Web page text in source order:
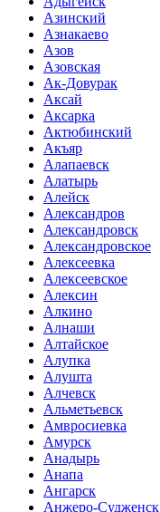
Азинский
Азнакаево
Азов
Азовская
Ак-Довурак
Аксай
Аксарка
Актюбинский
Акъяр
Алапаевск
Алатырь
Алейск
Александров
Александровск
Александровское
Алексеевка
Алексеевское
Алексин
Алкино
Алнаши
Алтайское
Алупка
Алушта
Алчевск
Альметьевск
Амвросиевка
Амурск
Анадырь
Анапа
Ангарск
Анжеро-Судженск